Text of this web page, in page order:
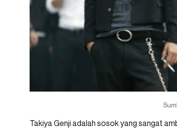
Takiya Genji adalah sosok yang sangat